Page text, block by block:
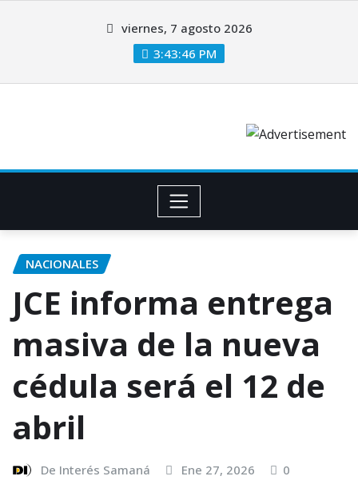
viernes, 7 agosto 2026
3:43:46 PM
NACIONALES
JCE informa entrega
masiva de la nueva
cédula será el 12 de
abril
De Interés Samaná Ene 27, 2026 0